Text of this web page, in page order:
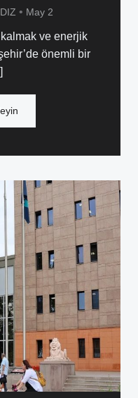
• May 2
kalmak ve enerjik
önemli bir